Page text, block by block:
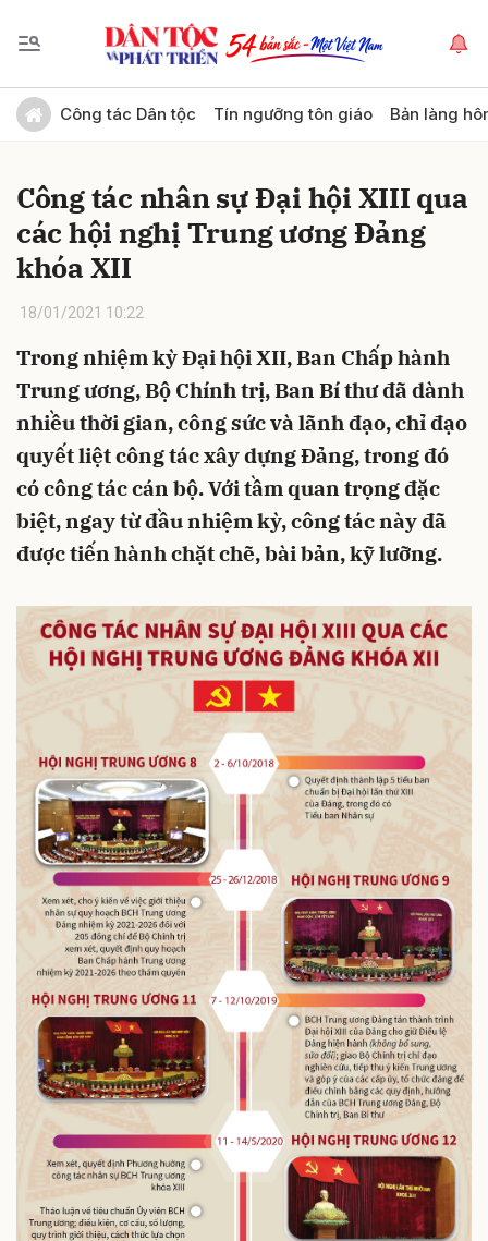
Công tác Dân tộc Tín ngưỡng tôn giáo Bản làng
Công tác nhân sự Đại hội XIII qua
các hội nghị Trung ương Đảng
khóa XII
18/01/2021 10:22
Trong nhiệm kỳ Ðại hội XII, Ban Chấp hành
Trung ương, Bộ Chính trị, Ban Bí thư đã dành
nhiều thời gian, công sức và lãnh đạo, chỉ đạo
quyết liệt công tác xây dựng Ðảng, trong đó
có công tác cán bộ. Với tầm quan trọng đặc
biệt, ngay từ đầu nhiệm kỳ, công tác này đã
được tiến hành chặt chẽ, bài bản, kỹ lưỡng.
Gửi bình luận